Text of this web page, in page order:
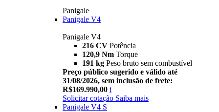
Panigale
Panigale V4
Panigale V4
216 CV Potência
120,9 Nm Torque
191 kg Peso bruto sem combustível
Preço público sugerido e válido até
31/08/2026, sem inclusão de frete:
R$169.990,00 i
Solicitar cotação Saiba mais
Panigale V4 S